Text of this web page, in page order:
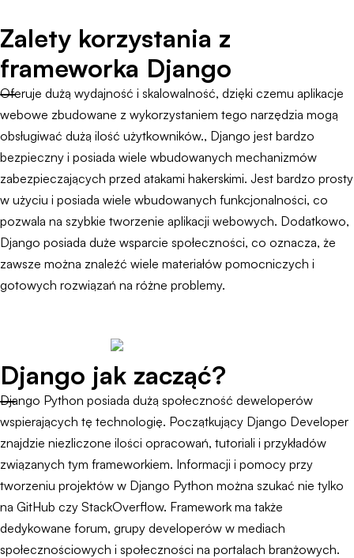
Zalety korzystania z
frameworka Django
Oferuje dużą wydajność i skalowalność, dzięki czemu aplikacje
webowe zbudowane z wykorzystaniem tego narzędzia mogą
obsługiwać dużą ilość użytkowników., Django jest bardzo
bezpieczny i posiada wiele wbudowanych mechanizmów
zabezpieczających przed atakami hakerskimi. Jest bardzo prosty
w użyciu i posiada wiele wbudowanych funkcjonalności, co
pozwala na szybkie tworzenie aplikacji webowych. Dodatkowo,
Django posiada duże wsparcie społeczności, co oznacza, że
zawsze można znaleźć wiele materiałów pomocniczych i
gotowych rozwiązań na różne problemy.
Django jak zacząć?
Django Python posiada dużą społeczność deweloperów
wspierających tę technologię. Początkujący Django Developer
znajdzie niezliczone ilości opracowań, tutoriali i przykładów
związanych tym frameworkiem. Informacji i pomocy przy
tworzeniu projektów w Django Python można szukać nie tylko
na GitHub czy StackOverflow. Framework ma także
dedykowane forum, grupy developerów w mediach
społecznościowych i społeczności na portalach branżowych.